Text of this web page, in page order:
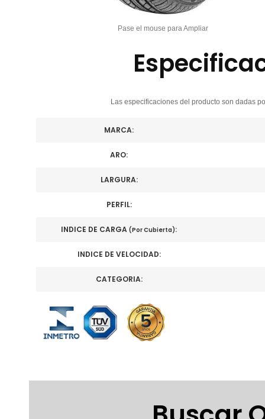
Pase el mouse para Ampliar
Las especificaciones del producto son dadas
MARCA:
ARO:
LARGURA:
PERFIL:
INDICE DE CARGA (Por Cubierta):
INDICE DE VELOCIDAD:
CATEGORIA: